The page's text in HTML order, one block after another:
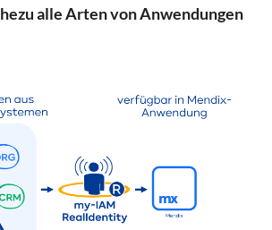
alle Arten von Anwendungen